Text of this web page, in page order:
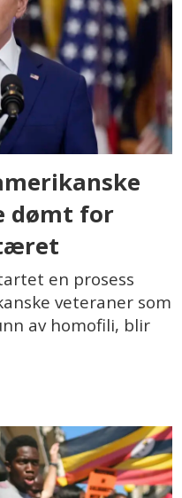
dømt for
en prosess
veteraner som
av homofili, blir